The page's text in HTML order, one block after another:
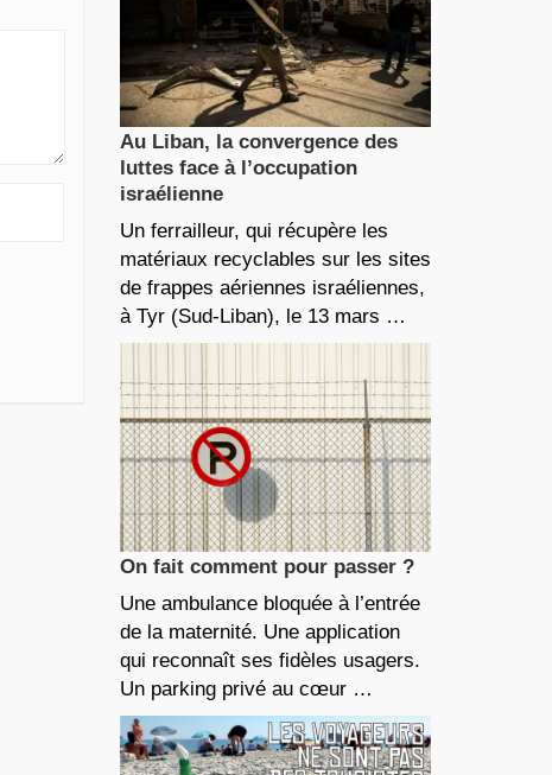
Au Liban, la convergence des
luttes face à l’occupation
israélienne
Un ferrailleur, qui récupère les
matériaux recyclables sur les sites
de frappes aériennes israéliennes,
à Tyr (Sud-Liban), le 13 mars …
On fait comment pour passer ?
Une ambulance bloquée à l’entrée
de la maternité. Une application
qui reconnaît ses fidèles usagers.
Un parking privé au cœur …